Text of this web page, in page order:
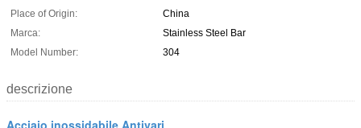
Place of Origin:
China
Marca:
Stainless Steel Bar
Model Number:
304
descrizione
Acciaio inossidabile Antivari